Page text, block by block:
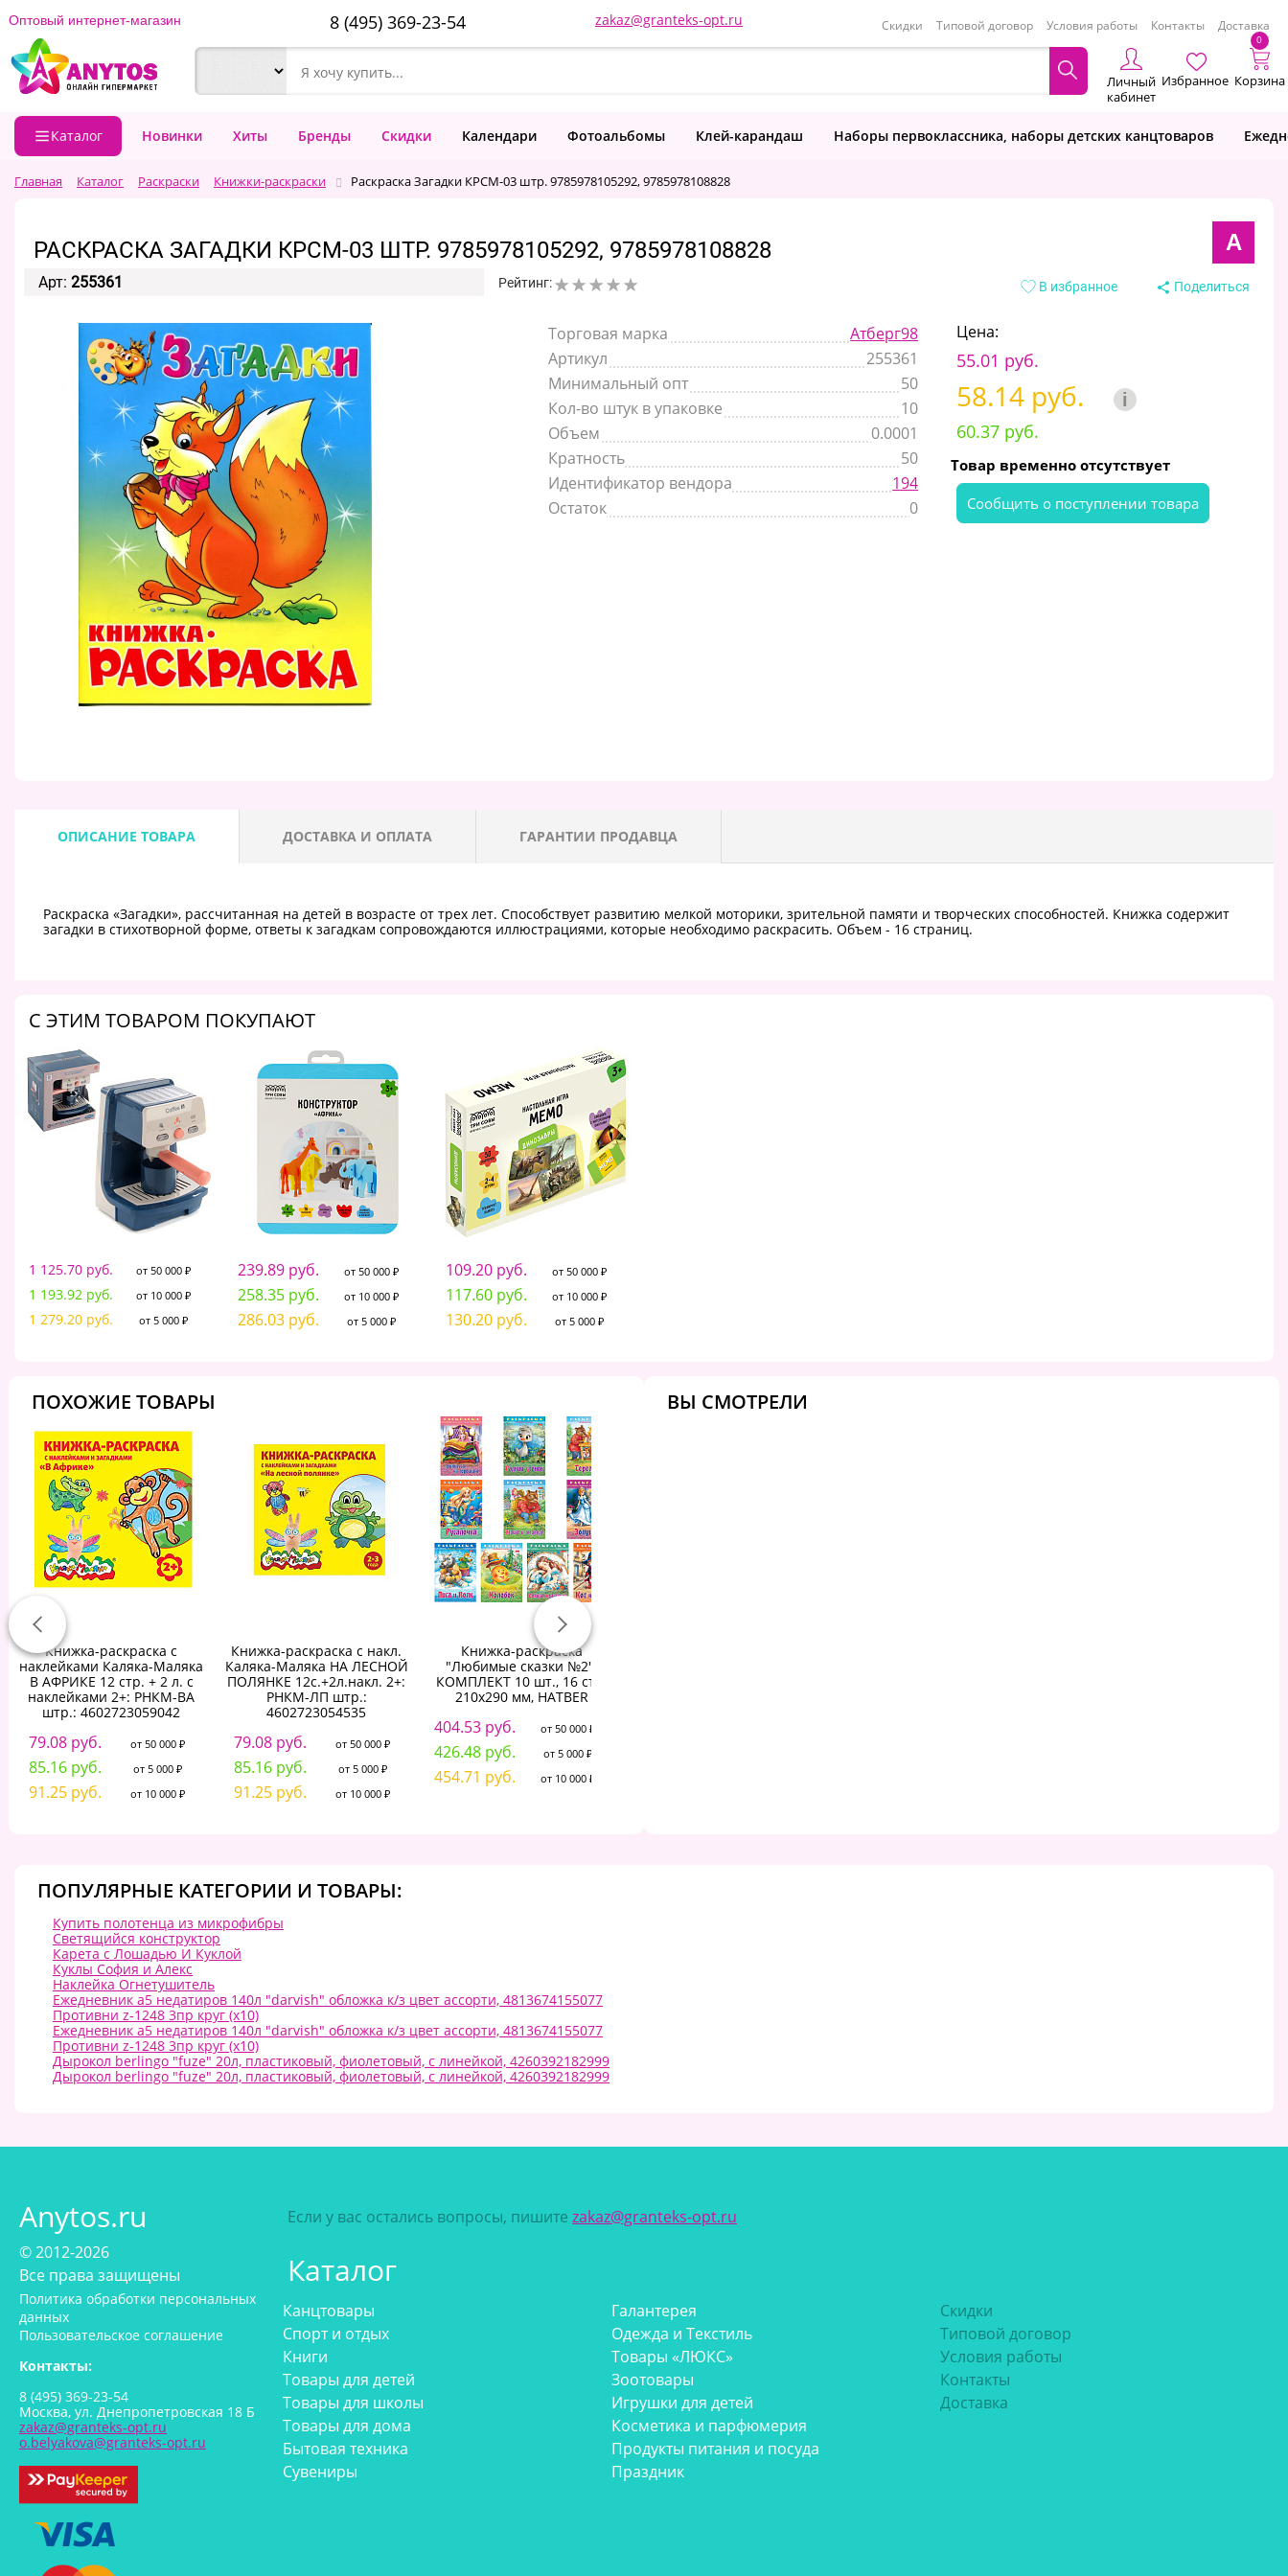
Оптовый интернет-магазин 8 (495) 369-23-54 zakaz@granteks-opt.ru Скидки Типовой договор Условия работы Контакты Доставка
Личный
кабинет
Избранное
0
Корзина
Каталог Новинки Хиты Бренды Скидки Календари Фотоальбомы Клей-карандаш Наборы первоклассника, наборы детских канцтоваров
Главная Каталог Раскраски Книжки-раскраски Раскраска Загадки КРСМ-03 штр. 9785978105292, 9785978108828
РАСКРАСКА ЗАГАДКИ КРСМ-03 ШТР. 9785978105292, 9785978108828 А
Арт: 255361 Рейтинг: В избранное Поделиться
Торговая марка
Атберг98
Артикул
255361
Минимальный опт
50
Кол-во штук в упаковке
10
Объем
0.0001
Кратность
50
Идентификатор вендора
194
Остаток
0
Цена:
55.01 руб.
58.14 руб. i
60.37 руб.
Товар временно отсутствует
Cообщить о поступлении товара
ОПИСАНИЕ ТОВАРА ДОСТАВКА И ОПЛАТА ГАРАНТИИ ПРОДАВЦА
Раскраска «Загадки», рассчитанная на детей в возрасте от трех лет. Способствует развитию мелкой моторики, зрительной памяти и творческих способностей. Книжка содержит
загадки в стихотворной форме, ответы к загадкам сопровождаются иллюстрациями, которые необходимо раскрасить. Объем - 16 страниц.
C ЭТИМ ТОВАРОМ ПОКУПАЮТ
1 125.70 руб. от 50 000 ₽
1 193.92 руб. от 10 000 ₽
1 279.20 руб. от 5 000 ₽
239.89 руб. от 50 000 ₽
258.35 руб. от 10 000 ₽
286.03 руб. от 5 000 ₽
109.20 руб. от 50 000 ₽
117.60 руб. от 10 000 ₽
130.20 руб. от 5 000 ₽
ПОХОЖИЕ ТОВАРЫ
Книжка-раскраска с
наклейками Каляка-Маляка
В АФРИКЕ 12 стр. + 2 л. с
наклейками 2+: РНКМ-ВА
штр.: 4602723059042
79.08 руб. от 50 000 ₽
85.16 руб. от 5 000 ₽
91.25 руб. от 10 000 ₽
Книжка-раскраска с накл.
Каляка-Маляка НА ЛЕСНОЙ
ПОЛЯНКЕ 12с.+2л.накл. 2+:
РНКМ-ЛП штр.:
4602723054535
79.08 руб. от 50 000 ₽
85.16 руб. от 5 000 ₽
91.25 руб. от 10 000 ₽
Книжка-раскраска
"Любимые сказки №2",
КОМПЛЕКТ 10 шт., 16 стр,
210х290 мм, HATBER
404.53 руб. от 50 000 ₽
426.48 руб. от 5 000 ₽
454.71 руб. от 10 000 ₽
ВЫ СМОТРЕЛИ
ПОПУЛЯРНЫЕ КАТЕГОРИИ И ТОВАРЫ:
Купить полотенца из микрофибры
Светящийся конструктор
Карета с Лошадью И Куклой
Куклы София и Алекс
Наклейка Огнетушитель
Ежедневник а5 недатиров 140л "darvish" обложка к/з цвет ассорти, 4813674155077
Противни z-1248 3пр круг (х10)
Ежедневник а5 недатиров 140л "darvish" обложка к/з цвет ассорти, 4813674155077
Противни z-1248 3пр круг (х10)
Дырокол berlingo "fuze" 20л, пластиковый, фиолетовый, с линейкой, 4260392182999
Дырокол berlingo "fuze" 20л, пластиковый, фиолетовый, с линейкой, 4260392182999
Anytos.ru
© 2012-2026
Все права защищены
Политика обработки персональных
данных
Пользовательское соглашение
Контакты:
8 (495) 369-23-54
Москва, ул. Днепропетровская 18 Б
zakaz@granteks-opt.ru
o.belyakova@granteks-opt.ru
Если у вас остались вопросы, пишите zakaz@granteks-opt.ru
Каталог
Канцтовары
Спорт и отдых
Книги
Товары для детей
Товары для школы
Товары для дома
Бытовая техника
Сувениры
Галантерея
Одежда и Текстиль
Товары «ЛЮКС»
Зоотовары
Игрушки для детей
Косметика и парфюмерия
Продукты питания и посуда
Праздник
Скидки
Типовой договор
Условия работы
Контакты
Доставка